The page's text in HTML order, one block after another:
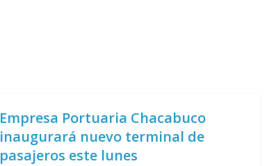
Empresa Portuaria Chacabuco
inaugurará nuevo terminal de
pasajeros este lunes